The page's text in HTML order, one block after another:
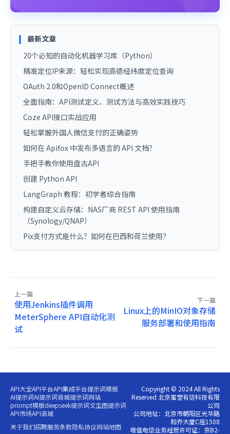
最新文章
20个必知的自动化机器学习库（Python）
精准定位IP来源：轻松实现高德经纬度定位查询
OAuth 2.0和OpenID Connect概述
全面指南：API测试定义、测试方法与高效实践技巧
Coze API接口实战应用
轻松掌握外国人微信支付的正确姿势
如何在 Apifox 中发布多语言的 API 文档？
手把手教你使用盘古API
创建 Python API
LangGraph 教程：初学者综合指南
构建自定义云存储：NAS厂商 REST API 使用指南
（Synology/QNAP）
Pix支付方式是什么？如何在巴西和荷兰使用？
上一篇
使用Jenkins插件调用
MeterSphere API自动化测
试
下一篇
Linux上的MinIO对象存储
服务部署和使用指南
API大全API平台API集成平台提示词模板
AI提示词AI提示词商城提示词网站
prompt模板deepseek提示词文生图提示词
API市场API商城
关于我们招聘服务条款隐私协议网站地图
Copyright © 2024 All Rights
Reserved 北京蜜堂有信科技有限
公司
公司地址：北京市朝阳区光华路
和乔大厦C座1508
增值电信业务经营许可证：京B2-